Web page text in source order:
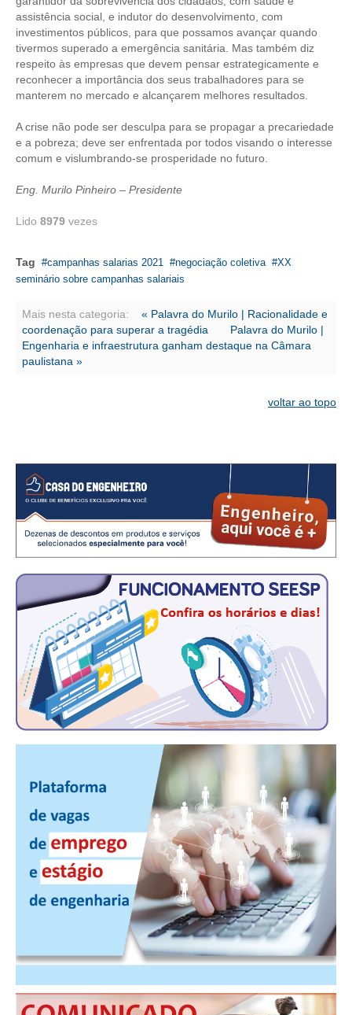
CONTATO
CURSOS
ENGENHEIRO EMPREENDEDOR
SEESP EDUCAÇÃO
PLATAFORMAS GRATUITAS
BENEFÍCIOS
APOSENTADORIA
CONVÊNIOS
SEESPPREV
CONSÓRCIOS
NOTÍCIAS
CONTEÚDO ESPECIAL
JORNAL DO ENGENHEIRO
AGENDA
SEESP NOTÍCIAS
NOTÍCIAS NO WHATSAPP
FOTOS
PUBLICAÇÕES
CONTATO
CADASTRO
ASSOCIE-SE
ATUALIZAÇÃO CADASTRAL
NÚCLEO JOVEM
assistência social, e indutor do desenvolvimento, com
investimentos públicos, para que possamos avançar quando
tivermos superado a emergência sanitária. Mas também diz
respeito às empresas que devem pensar estrategicamente e
reconhecer a importância dos seus trabalhadores para se
manterem no mercado e alcançarem melhores resultados.
A crise não pode ser desculpa para se propagar a precariedade
e a pobreza; deve ser enfrentada por todos visando o interesse
comum e vislumbrando-se prosperidade no futuro.
Eng. Murilo Pinheiro – Presidente
Lido 8979 vezes
Tag campanhas salarias 2021 negociação coletiva
XX
seminário sobre campanhas salariais
Mais nesta categoria:
« Palavra do Murilo | Racionalidade e
coordenação para superar a tragédia
Palavra do Murilo |
Engenharia e infraestrutura ganham destaque na Câmara
paulistana »
voltar ao topo